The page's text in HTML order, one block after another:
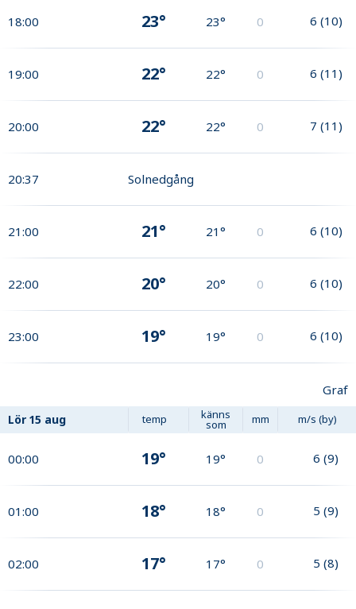
18:00 23° 23° 0 6 (10)
19:00 22° 22° 0 6 (11)
20:00 22° 22° 0 7 (11)
20:37 Solnedgång
21:00 21° 21° 0 6 (10)
22:00 20° 20° 0 6 (10)
23:00 19° 19° 0 6 (10)
Graf
Lör 15 aug temp känns
som mm m/s (by)
00:00 19° 19° 0 6 (9)
01:00 18° 18° 0 5 (9)
02:00 17° 17° 0 5 (8)